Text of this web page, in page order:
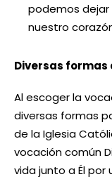
podemos
nuestro
Diversas formas
Al escoger la
diversas formas
de la Iglesia
vocación común
vida junto a Él por